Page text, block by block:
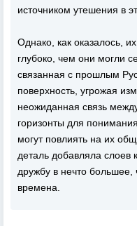
источником утешения в
Однако, как оказалось,
глубоко, чем они могли
связанная с прошлым
поверхность, угрожая
неожиданная связь
горизонты для
могут повлиять на их
деталь добавляла слоев
дружбу в нечто
времена.